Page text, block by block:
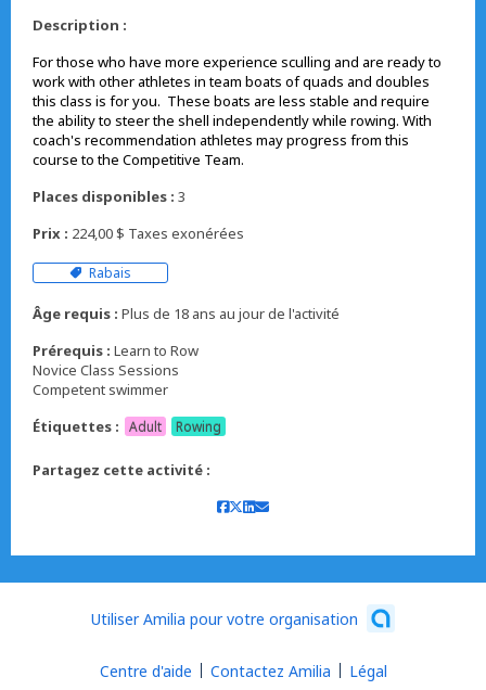
Description :
For those who have more experience sculling and are ready to
work with other athletes in team boats of quads and doubles
this class is for you. These boats are less stable and require
the ability to steer the shell independently while rowing. With
coach's recommendation athletes may progress from this
course to the Competitive Team.
Places disponibles : 3
Prix : 224,00 $ Taxes exonérées
Rabais
Âge requis : Plus de 18 ans au jour de l'activité
Prérequis : Learn to Row
Novice Class Sessions
Competent swimmer
Étiquettes :
Adult Rowing
Partagez cette activité :
Utiliser Amilia pour votre organisation
Centre d'aide Contactez Amilia Légal